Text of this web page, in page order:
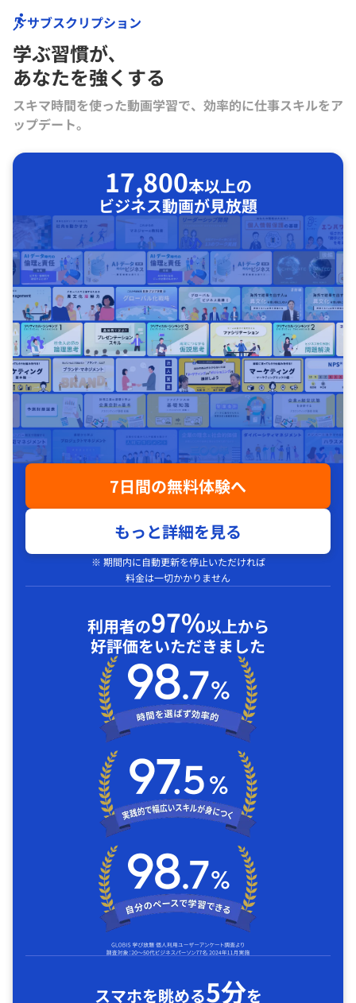
サブスクリプション
学ぶ習慣が､
あなたを強くする
スキマ時間を使った動画学習で、効率的に仕事スキルをア
ップデート。
17,800本以上の
ビジネス動画が見放題
7日間の無料体験へ
もっと詳細を見る
※ 期間内に自動更新を停止いただければ
料金は一切かかりません
利用者の97%以上から
好評価をいただきました
スマホを眺める5分を